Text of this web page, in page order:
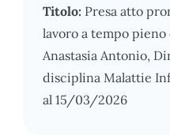
Titolo: Presa atto
lavoro a tempo
Anastasia Antonio,
disciplina Malattie
al 15/03/2026